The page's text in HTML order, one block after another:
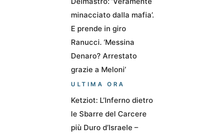
minacciato dalla mafia’.
E prende in giro
Ranucci. ‘Messina
Denaro? Arrestato
grazie a Meloni’
ULTIMA ORA
Ketziot: L’Inferno dietro
le Sbarre del Carcere
più Duro d’Israele –